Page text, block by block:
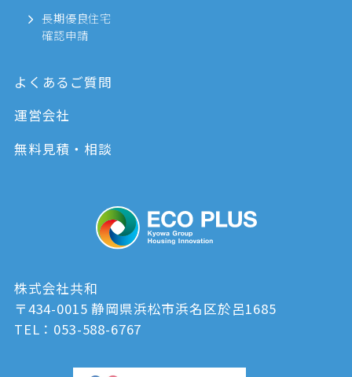
長期優良住宅
確認申請
よくあるご質問
運営会社
無料見積・相談
株式会社共和
〒434-0015 静岡県浜松市浜名区於呂1685
TEL：053-588-6767